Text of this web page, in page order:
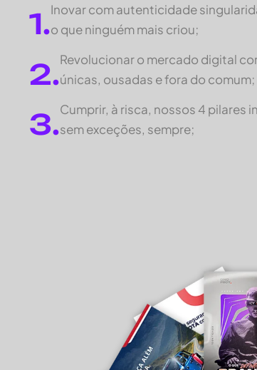
1.Inovar com autenticidade
o que ninguém mais criou;
2.Revolucionar o mercado digital
únicas, ousadas e fora do comum;
3.Cumprir, à risca, nossos 4 pilares
sem exceções, sempre;